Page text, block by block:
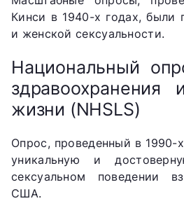
Кинси в 1940-х годах, были
и женской сексуальности.
Национальный
здравоохранения
жизни (NHSLS)
Опрос, проведенный в 1990-
уникальную и
сексуальном поведении
США.